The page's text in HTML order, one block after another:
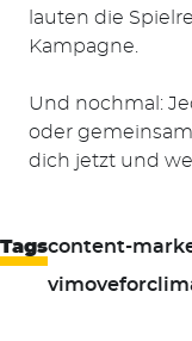
lauten die
Kampagne.
Und nochmal:
oder
dich jetzt und
Tagscontent-